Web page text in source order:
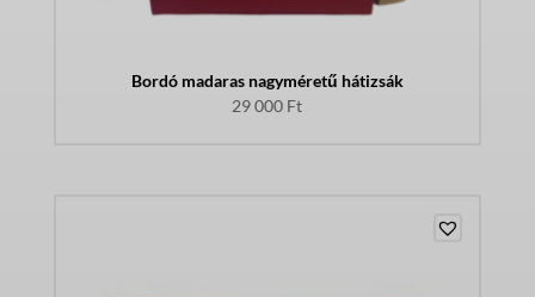
Bordó madaras nagyméretű hátizsák
29 000 Ft